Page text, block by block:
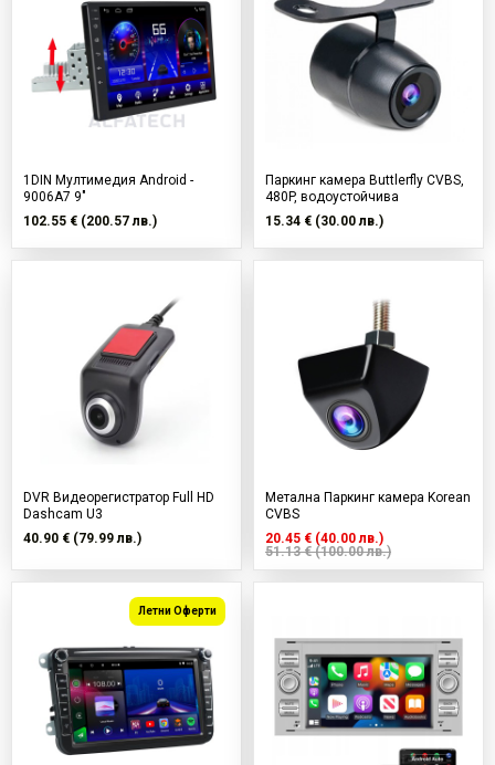
1DIN Mултимедия Android -
9006A7 9"
102.55 € (200.57 лв.)
Паркинг камера Buttlerfly CVBS,
480P, водоустойчива
15.34 € (30.00 лв.)
DVR Видеорегистратор Full HD
Dashcam U3
40.90 € (79.99 лв.)
Метална Паркинг камера Korean
CVBS
20.45 € (40.00 лв.)
51.13 € (100.00 лв.)
Летни Оферти